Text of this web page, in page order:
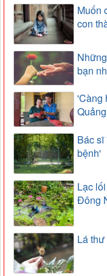
Muốn
con
bạn
'Càng
Bác
bệnh'
Lạc
Đông
Lá